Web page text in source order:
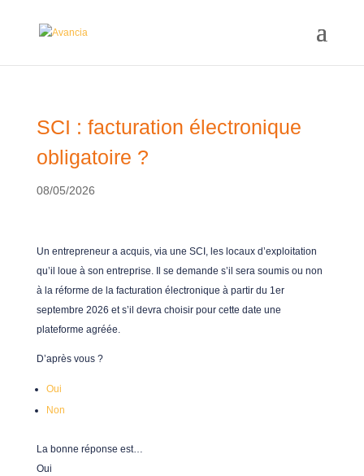
SCI : facturation électronique
obligatoire ?
08/05/2026
Un entrepreneur a acquis, via une SCI, les locaux d’exploitation
qu’il loue à son entreprise. Il se demande s’il sera soumis ou non
à la réforme de la facturation électronique à partir du 1er
septembre 2026 et s’il devra choisir pour cette date une
plateforme agréée.
D’après vous ?
Oui
Non
La bonne réponse est…
Oui